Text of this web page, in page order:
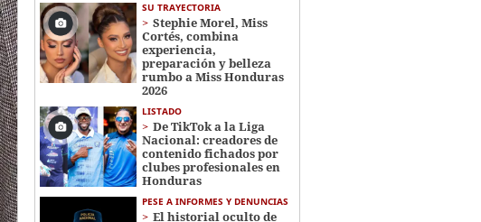
SU TRAYECTORIA
Stephie Morel, Miss
Cortés, combina
experiencia,
preparación y belleza
rumbo a Miss Honduras
2026
LISTADO
De TikTok a la Liga
Nacional: creadores de
contenido fichados por
clubes profesionales en
Honduras
PESE A INFORMES Y DENUNCIAS
El historial oculto de